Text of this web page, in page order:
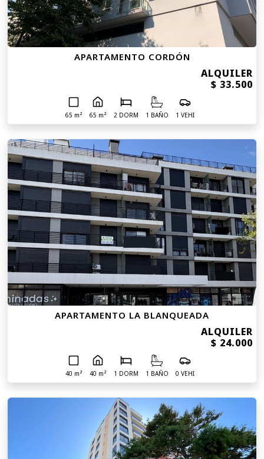
APARTAMENTO CORDÓN
ALQUILER
$ 33.500
65 m² 65 m² 2 DORM 1 BAÑO 1 VEHI
APARTAMENTO LA BLANQUEADA
ALQUILER
$ 24.000
40 m² 40 m² 1 DORM 1 BAÑO 0 VEHI